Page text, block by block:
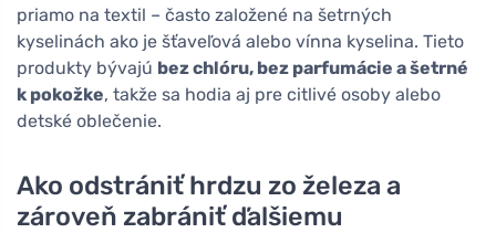
priamo na textil – často založené na šetrných
kyselinách ako je šťaveľová alebo vínna kyselina. Tieto
produkty bývajú bez chlóru, bez parfumácie a šetrné
k pokožke, takže sa hodia aj pre citlivé osoby alebo
detské oblečenie.
Ako odstrániť hrdzu zo železa a
zároveň zabrániť ďalšiemu